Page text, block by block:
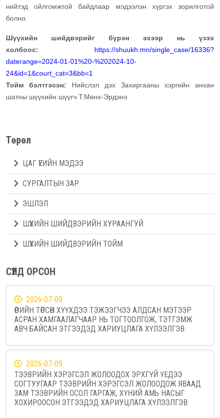
нийтэд ойлгомжтой байдлаар мэдээлэн хүргэх зорилготой
болно.
Шүүхийн шийдвэрийг бүрэн эхээр нь үзэх
холбоос:
https://shuukh.mn/single_case/16336?
daterange=2024-01-01%20-%202024-10-
24&id=1&court_cat=3&bb=1
Тойм бэлтгэсэн: Нийслэл дэх Захиргааны хэргийн анхан
шатны шүүхийн шүүгч Т.Мөнх-Эрдэнэ
Төрөл
ЦАГ ҮЕИЙН МЭДЭЭ
СУРГАЛТЫН ЗАР
ЭШЛЭЛ
ШҮҮХИЙН ШИЙДВЭРИЙН ХУРААНГУЙ
ШҮҮХИЙН ШИЙДВЭРИЙН ТОЙМ
СҮҮЛД ОРСОН
2026-07-09
ӨӨРИЙН ТӨРСӨН ХҮҮХДЭЭ ТЭЖЭЭГЧЭЭ АЛДСАН МЭТЭЭР
АСРАН ХАМГААЛАГЧААР НЬ ТОГТООЛГОЖ, ТЭТГЭМЖ
АВЧ БАЙСАН ЭТГЭЭДЭД ХАРИУЦЛАГА ХҮЛЭЭЛГЭВ
2026-07-09
ТЭЭВРИЙН ХЭРЭГСЭЛ ЖОЛООДОХ ЭРХГҮЙ ҮЕДЭЭ
СОГТУУГААР ТЭЭВРИЙН ХЭРЭГСЭЛ ЖОЛООДОЖ ЯВААД
ЗАМ ТЭЭВРИЙН ОСОЛ ГАРГАЖ, ХҮНИЙ АМЬ НАСЫГ
ХОХИРООСОН ЭТГЭЭДЭД ХАРИУЦЛАГА ХҮЛЭЭЛГЭВ